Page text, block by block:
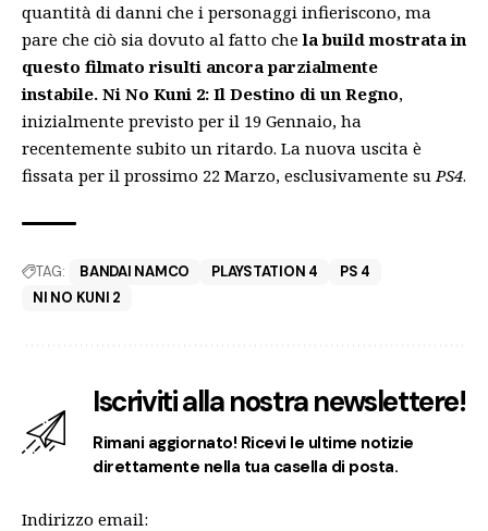
quantità di danni che i personaggi infieriscono, ma
pare che ciò sia dovuto al fatto chela build mostrata in
questo filmato risulti ancora parzialmente
instabile. Ni No Kuni 2: Il Destino di un Regno,
inizialmente previsto per il 19 Gennaio, ha
recentemente subito un ritardo. La nuova uscita è
fissata per il prossimo 22 Marzo, esclusivamente suPS4.
TAG: BANDAI NAMCO PLAYSTATION 4
PS 4
NI NO KUNI 2
Iscriviti alla nostra newslettere!
Rimani aggiornato! Ricevi le ultime notizie
direttamente nella tua casella di posta.
Indirizzo email: